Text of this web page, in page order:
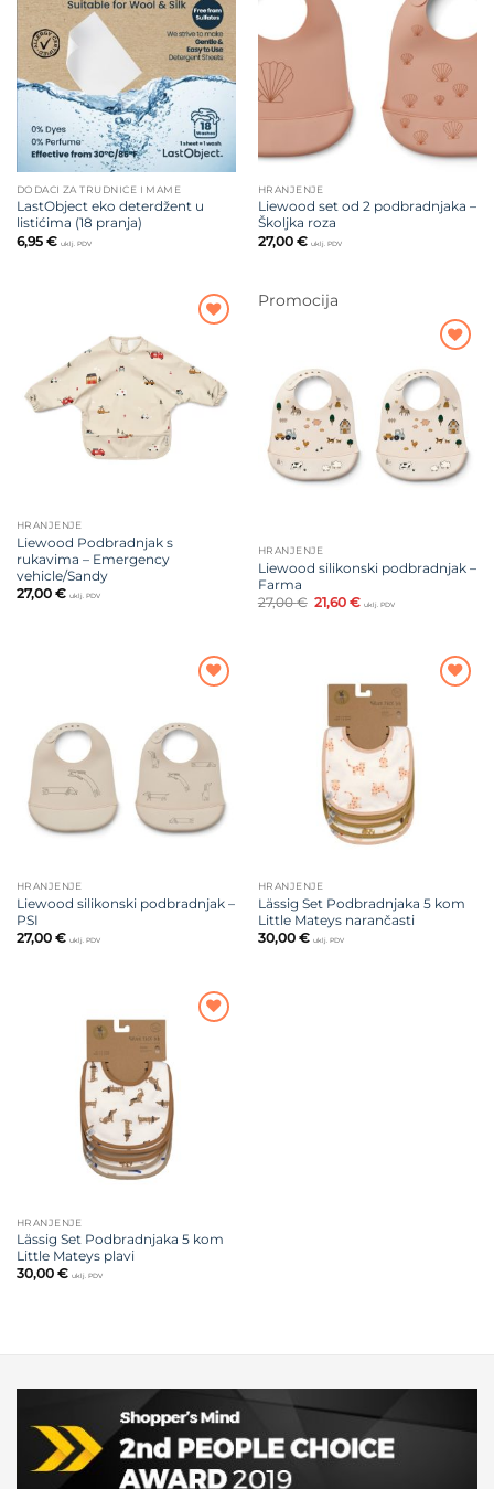
Dodajte
na listu
želja
DODACI ZA TRUDNICE I MAME
LastObject eko deterdžent u
listićima (18 pranja)
6,95 € uklj. PDV
Dodajte
na listu
želja
HRANJENJE
Liewood set od 2 podbradnjaka –
Školjka roza
27,00 € uklj. PDV
želja
HRANJENJE
Liewood Podbradnjak s
rukavima – Emergency
vehicle/Sandy
27,00 € uklj. PDV
Promocija
na listu
želja
HRANJENJE
Liewood silikonski podbradnjak –
Farma
27,00€ Izvorna
cijena
21,60€Trenutna
uklj. PDV
želja
HRANJENJE
Liewood silikonski podbradnjak –
PSI
27,00 € uklj. PDV
HRANJENJE
Lässig Set Podbradnjaka 5 kom
Little Mateys narančasti
30,00 € uklj. PDV
HRANJENJE
Lässig Set Podbradnjaka 5 kom
Little Mateys plavi
30,00 € uklj. PDV